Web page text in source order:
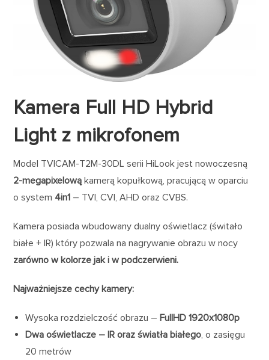
Kamera Full HD Hybrid
Light z mikrofonem
Model TVICAM-T2M-30DL serii HiLook jest nowoczesną
2-megapixelową kamerą kopułkową, pracującą w oparciu
o system 4in1 – TVI, CVI, AHD oraz CVBS.
Kamera posiada wbudowany dualny oświetlacz (świtało
białe + IR) który pozwala na nagrywanie obrazu w nocy
zarówno w kolorze jak i w podczerwieni.
Najważniejsze cechy kamery:
Wysoka rozdzielczość obrazu –FullHD 1920x1080p
Dwa oświetlacze – IR oraz światła białego, o zasięgu
20 metrów